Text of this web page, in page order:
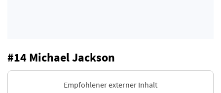
#14 Michael Jackson
Empfohlener externer Inhalt